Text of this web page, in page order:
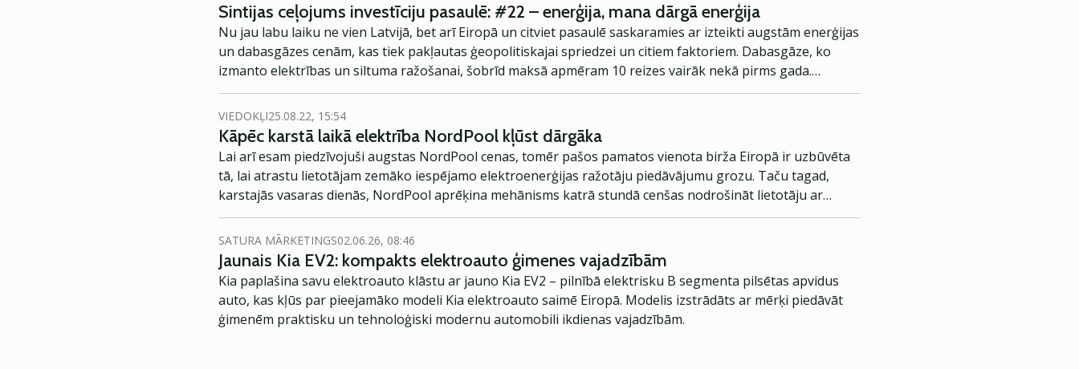
Sintijas ceļojums investīciju pasaulē: #22 – enerģija, mana dārgā enerģija
Nu jau labu laiku ne vien Latvijā, bet arī Eiropā un citviet pasaulē saskaramies ar izteikti augstām enerģijas
un dabasgāzes cenām, kas tiek pakļautas ģeopolitiskajai spriedzei un citiem faktoriem. Dabasgāze, ko
izmanto elektrības un siltuma ražošanai, šobrīd maksā apmēram 10 reizes vairāk nekā pirms gada.
Diemžēl, tuvākā nākotne patērētājiem neizskatās īpaši spoža. Bet piegādātājiem gan. Un es to izmantošu,
iegādājoties Lietuvas enerģētikas koncerna Ignitis grupė akcijas.
VIEDOKĻI25.08.22, 15:54
Kāpēc karstā laikā elektrība NordPool kļūst dārgāka
Lai arī esam piedzīvojuši augstas NordPool cenas, tomēr pašos pamatos vienota birža Eiropā ir uzbūvēta
tā, lai atrastu lietotājam zemāko iespējamo elektroenerģijas ražotāju piedāvājumu grozu. Taču tagad,
karstajās vasaras dienās, NordPool aprēķina mehānisms katrā stundā cenšas nodrošināt lietotāju ar
pieprasīto kilovatstundu skaitu. Skaidro Guntis Lūsis, Latvenergo Enerģijas vairumtirdzniecības direktors.
SATURA MĀRKETINGS02.06.26, 08:46
Jaunais Kia EV2: kompakts elektroauto ģimenes vajadzībām
Kia paplašina savu elektroauto klāstu ar jauno Kia EV2 – pilnībā elektrisku B segmenta pilsētas apvidus
auto, kas kļūs par pieejamāko modeli Kia elektroauto saimē Eiropā. Modelis izstrādāts ar mērķi piedāvāt
ģimenēm praktisku un tehnoloģiski modernu automobili ikdienas vajadzībām.